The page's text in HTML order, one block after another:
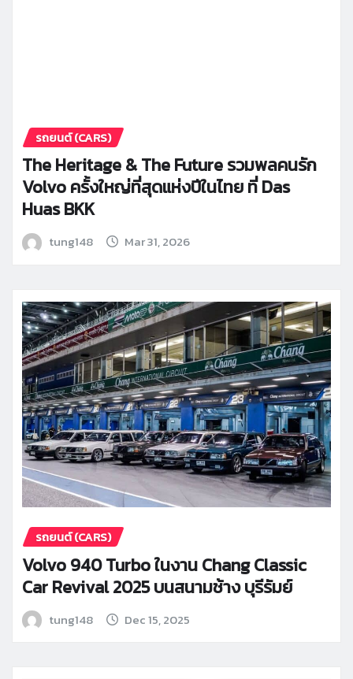
รถยนต์ (CARS)
The Heritage & The Future รวมพลคนรัก
Volvo ครั้งใหญ่ที่สุดแห่งปีในไทย ที่ Das
Huas BKK
tung148 Mar 31, 2026
รถยนต์ (CARS)
Volvo 940 Turbo ในงาน Chang Classic
Car Revival 2025 บนสนามช้าง บุรีรัมย์
tung148 Dec 15, 2025